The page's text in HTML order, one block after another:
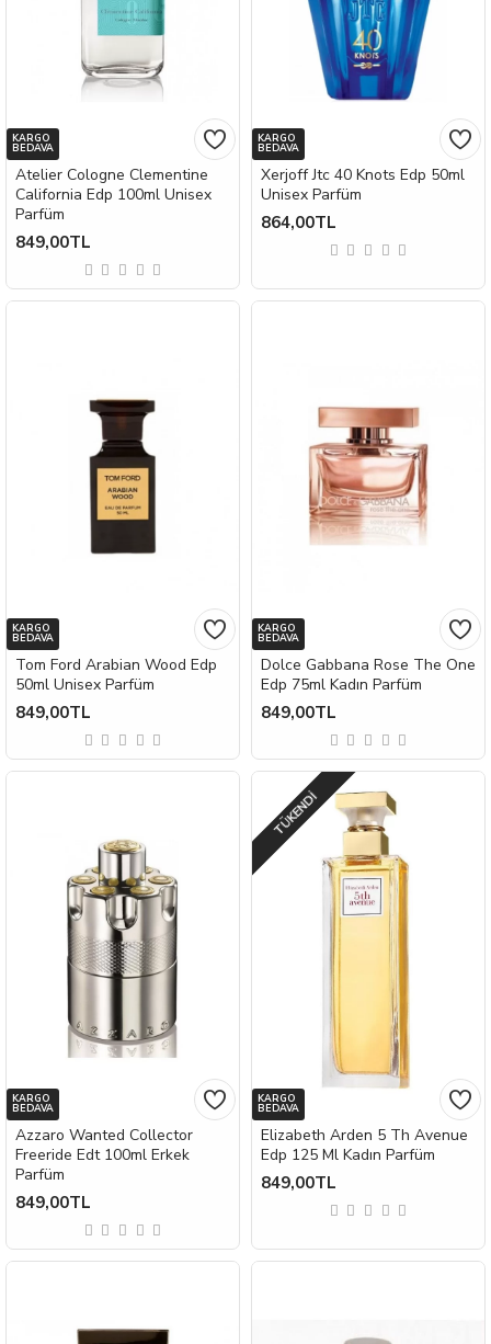
KARGO
BEDAVA
Atelier Cologne Clementine
California Edp 100ml Unisex
Parfüm
849,00TL
KARGO
BEDAVA
Xerjoff Jtc 40 Knots Edp 50ml
Unisex Parfüm
864,00TL
KARGO
BEDAVA
Tom Ford Arabian Wood Edp
50ml Unisex Parfüm
849,00TL
KARGO
BEDAVA
Dolce Gabbana Rose The One
Edp 75ml Kadın Parfüm
849,00TL
KARGO
BEDAVA
Azzaro Wanted Collector
Freeride Edt 100ml Erkek
Parfüm
849,00TL
KARGO
BEDAVA
TÜKENDI
Elizabeth Arden 5 Th Avenue
Edp 125 Ml Kadın Parfüm
849,00TL